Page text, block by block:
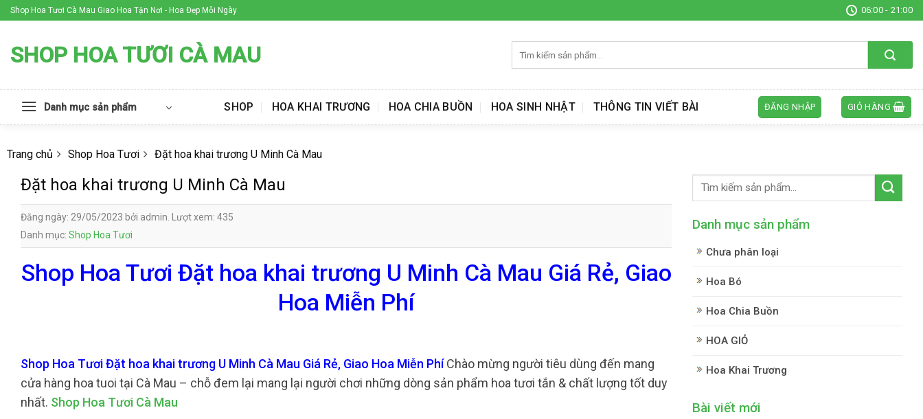
Skip
to
Shop Hoa Tươi Cà Mau Giao Hoa Tận Nơi - Hoa Đẹp Mỗi Ngày 06:00 - 21:00
SHOP HOA TƯƠI CÀ MAU
kiếm:
Danh mục sản phẩm SHOP HOA KHAI TRƯƠNG HOA CHIA BUỒN HOA SINH NHẬT THÔNG TIN VIẾT BÀI ĐĂNG NHẬP GIỎ HÀNG
Trang chủ Shop Hoa Tươi Đặt hoa khai trương U Minh Cà Mau
Đặt hoa khai trương U Minh Cà Mau
Đăng ngày: 29/05/2023 bởi admin. Lượt xem: 435
Danh mục: Shop Hoa Tươi
Shop Hoa Tươi Đặt hoa khai trương U Minh Cà Mau Giá Rẻ, Giao
Hoa Miễn Phí
Shop Hoa Tươi Đặt hoa khai trương U Minh Cà Mau Giá Rẻ, Giao Hoa Miễn PhíChào mừng người tiêu dùng đến mang
cửa hàng hoa tuoi tại Cà Mau – chỗ đem lại mang lại người chơi những dòng sản phẩm hoa tươi tắn & chất lượng tốt duy
nhất. Shop Hoa Tươi Cà Mau
Danh mục sản phẩm
Chưa phân loại
Hoa Bó
Hoa Chia Buồn
HOA GIỎ
Hoa Khai Trương
Bài viết mới